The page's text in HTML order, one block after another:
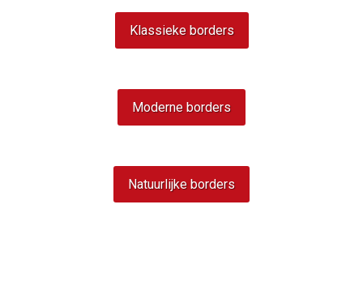
Klassieke borders
Moderne borders
Natuurlijke borders